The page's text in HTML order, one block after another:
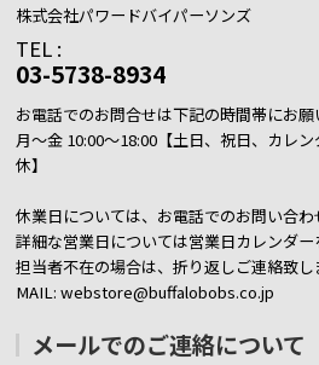
株式会社パワードバイパーソンズ
TEL :
03-5738-8934
お電話でのお問合せは下記の時間帯にお願
月～金 10:00～18:00【土日、祝日、カレ
休】
休業日については、お電話でのお問い合わ
詳細な営業日については営業日カレンダー
担当者不在の場合は、折り返しご連絡致し
MAIL: webstore@buffalobobs.co.jp
メールでのご連絡について